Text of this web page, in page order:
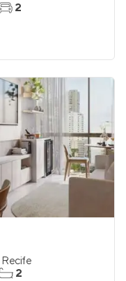
2
Recife
2